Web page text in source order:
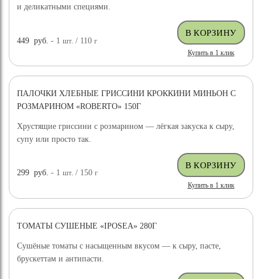
и деликатными специями.
449 руб. - 1шт. / 110г
Купить в 1 клик
ПАЛОЧКИ ХЛЕБНЫЕ ГРИССИНИ КРОККИНИ МИНЬОН С
РОЗМАРИНОМ «ROBERTO» 150Г
Хрустящие гриссини с розмарином — лёгкая закуска к сыру,
супу или просто так.
299 руб. - 1шт. / 150г
Купить в 1 клик
ТОМАТЫ СУШЕНЫЕ «IPOSEA» 280Г
Сушёные томаты с насыщенным вкусом — к сыру, пасте,
брускеттам и антипасти.